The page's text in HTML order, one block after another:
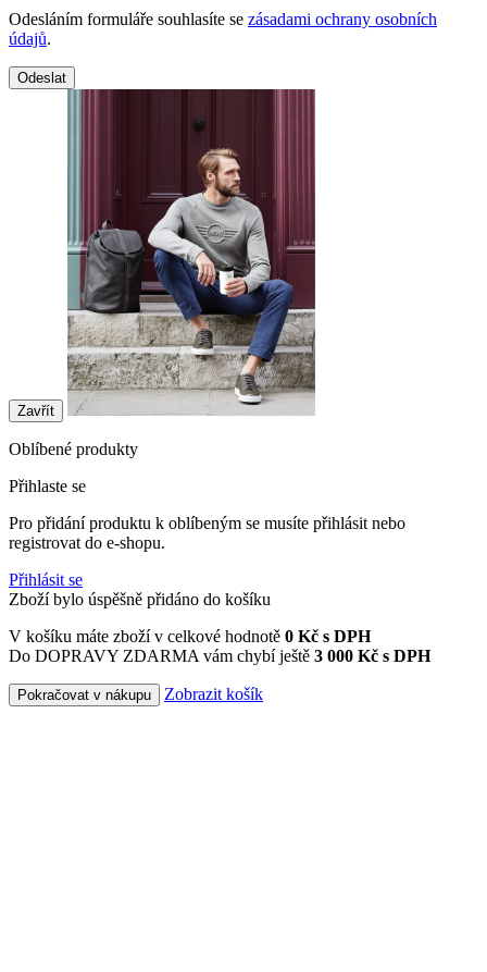
Odesláním formuláře souhlasíte se zásadami ochrany osobních
údajů.
Odeslat
Zavřít
Oblíbené produkty
Přihlaste se
Pro přidání produktu k oblíbeným se musíte přihlásit nebo
registrovat do e-shopu.
Přihlásit se
Zboží bylo úspěšně přidáno do košíku
V košíku máte zboží v celkové hodnotě 0 Kč s DPH
Do DOPRAVY ZDARMA vám chybí ještě 3 000 Kč s DPH
Pokračovat v nákupu Zobrazit košík